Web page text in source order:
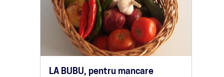
LA BUBU, pentru mancare